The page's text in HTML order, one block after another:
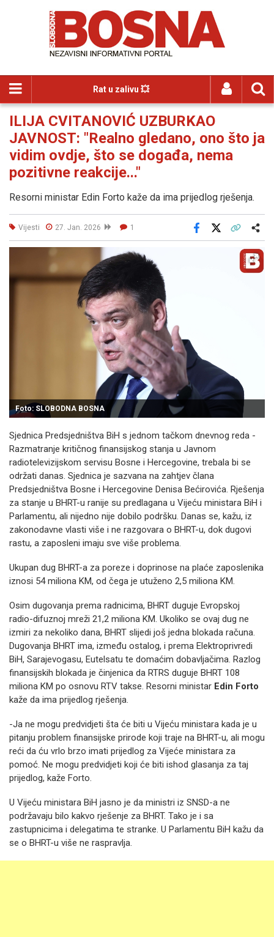
Rat u zalivu 💥
ILIJA CVITANOVIĆ UZBURKAO
JAVNOST: "Realno gledano, ono što ja
vidim ovdje, što se događa, nema
pozitivne reakcije..."
Resorni ministar Edin Forto kaže da ima prijedlog rješenja.
Vijesti 27. Jan. 2026 1
Facebook
Foto: SLOBODNA BOSNA
Sjednica Predsjedništva BiH s jednom tačkom dnevnog reda -
Razmatranje kritičnog finansijskog stanja u Javnom
radiotelevizijskom servisu Bosne i Hercegovine, trebala bi se
održati danas. Sjednica je sazvana na zahtjev člana
Predsjedništva Bosne i Hercegovine Denisa Bećirovića. Rješenja
za stanje u BHRT-u ranije su predlagana u Vijeću ministara BiH i
Parlamentu, ali nijedno nije dobilo podršku. Danas se, kažu, iz
zakonodavne vlasti više i ne razgovara o BHRT-u, dok dugovi
rastu, a zaposleni imaju sve više problema.
Ukupan dug BHRT-a za poreze i doprinose na plaće zaposlenika
iznosi 54 miliona KM, od čega je utuženo 2,5 miliona KM.
Osim dugovanja prema radnicima, BHRT duguje Evropskoj
radio-difuznoj mreži 21,2 miliona KM. Ukoliko se ovaj dug ne
izmiri za nekoliko dana, BHRT slijedi još jedna blokada računa.
Dugovanja BHRT ima, između ostalog, i prema Elektroprivredi
BiH, Sarajevogasu, Eutelsatu te domaćim dobavljačima. Razlog
finansijskih blokada je činjenica da RTRS duguje BHRT 108
miliona KM po osnovu RTV takse. Resorni ministar Edin Forto
kaže da ima prijedlog rješenja.
-Ja ne mogu predvidjeti šta će biti u Vijeću ministara kada je u
pitanju problem finansijske prirode koji traje na BHRT-u, ali mogu
reći da ću vrlo brzo imati prijedlog za Vijeće ministara za
pomoć. Ne mogu predvidjeti koji će biti ishod glasanja za taj
prijedlog, kaže Forto.
U Vijeću ministara BiH jasno je da ministri iz SNSD-a ne
podržavaju bilo kakvo rješenje za BHRT. Tako je i sa
zastupnicima i delegatima te stranke. U Parlamentu BiH kažu da
se o BHRT-u više ne raspravlja.